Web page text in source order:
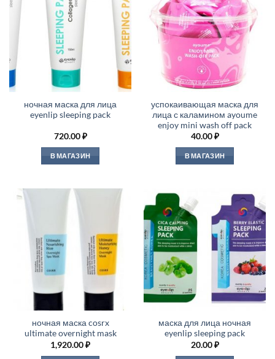
ночная маска для лица
eyenlip sleeping pack
720.00₽
В МАГАЗИН
успокаивающая маска для
лица с каламином ayoume
enjoy mini wash off pack
40.00₽
В МАГАЗИН
ночная маска cosrx
ultimate overnight mask
1,920.00₽
маска для лица ночная
eyenlip sleeping pack
20.00₽